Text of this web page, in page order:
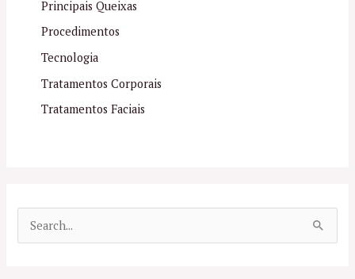
Principais Queixas
Procedimentos
Tecnologia
Tratamentos Corporais
Tratamentos Faciais